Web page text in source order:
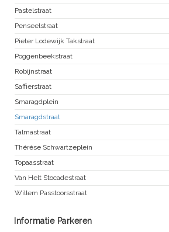
Pastelstraat
Penseelstraat
Pieter Lodewijk Takstraat
Poggenbeekstraat
Robijnstraat
Saffierstraat
Smaragdplein
Smaragdstraat
Talmastraat
Thérèse Schwartzeplein
Topaasstraat
Van Helt Stocadestraat
Willem Passtoorsstraat
Informatie Parkeren